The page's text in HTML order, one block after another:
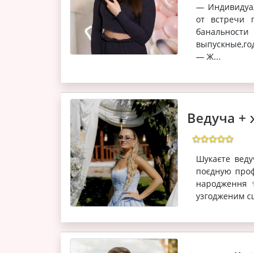
—
от встречи
— Ж...
Ведуча +
Шукаєте
поєдную
народження
узгодженим